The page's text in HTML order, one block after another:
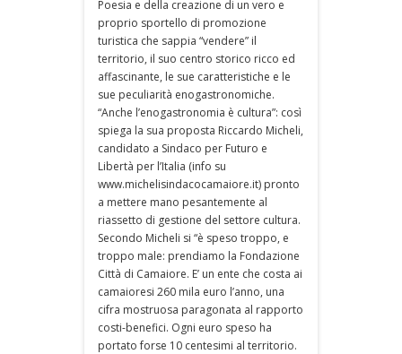
Poesia e della creazione di un vero e
proprio sportello di promozione
turistica che sappia “vendere” il
territorio, il suo centro storico ricco ed
affascinante, le sue caratteristiche e le
sue peculiarità enogastronomiche.
“Anche l’enogastronomia è cultura”: così
spiega la sua proposta Riccardo Micheli,
candidato a Sindaco per Futuro e
Libertà per l’Italia (info su
www.michelisindacocamaiore.it) pronto
a mettere mano pesantemente al
riassetto di gestione del settore cultura.
Secondo Micheli si “è speso troppo, e
troppo male: prendiamo la Fondazione
Città di Camaiore. E’ un ente che costa ai
camaioresi 260 mila euro l’anno, una
cifra mostruosa paragonata al rapporto
costi-benefici. Ogni euro speso ha
portato forse 10 centesimi al territorio.